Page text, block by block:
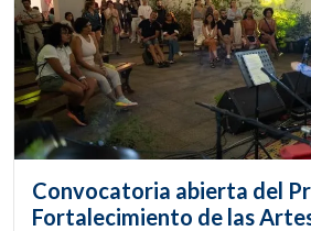
Convocatoria abierta del
Fortalecimiento de las